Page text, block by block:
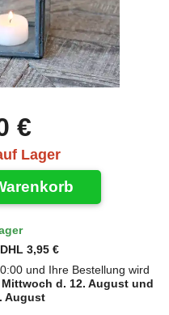
€
Lager
3,95 €
und Ihre Bestellung wird
d. 12. August und
August